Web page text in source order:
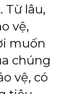
Từ lâu,
vệ,
muốn
chúng
vệ, có